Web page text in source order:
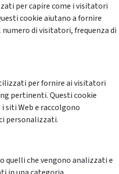
per capire come i visitatori
cookie aiutano a fornire
di visitatori, frequenza di
per fornire ai visitatori
pertinenti. Questi cookie
siti Web e raccolgono
personalizzati.
quelli che vengono analizzati e